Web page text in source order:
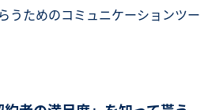
うためのコミュニケーションツー